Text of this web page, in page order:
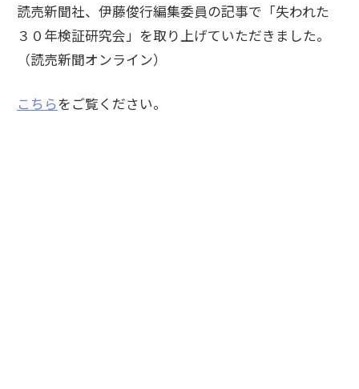
読売新聞社、伊藤俊行編集委員の記事で「失われた
３０年検証研究会」を取り上げていただきました。
（読売新聞オンライン）
こちらをご覧ください。